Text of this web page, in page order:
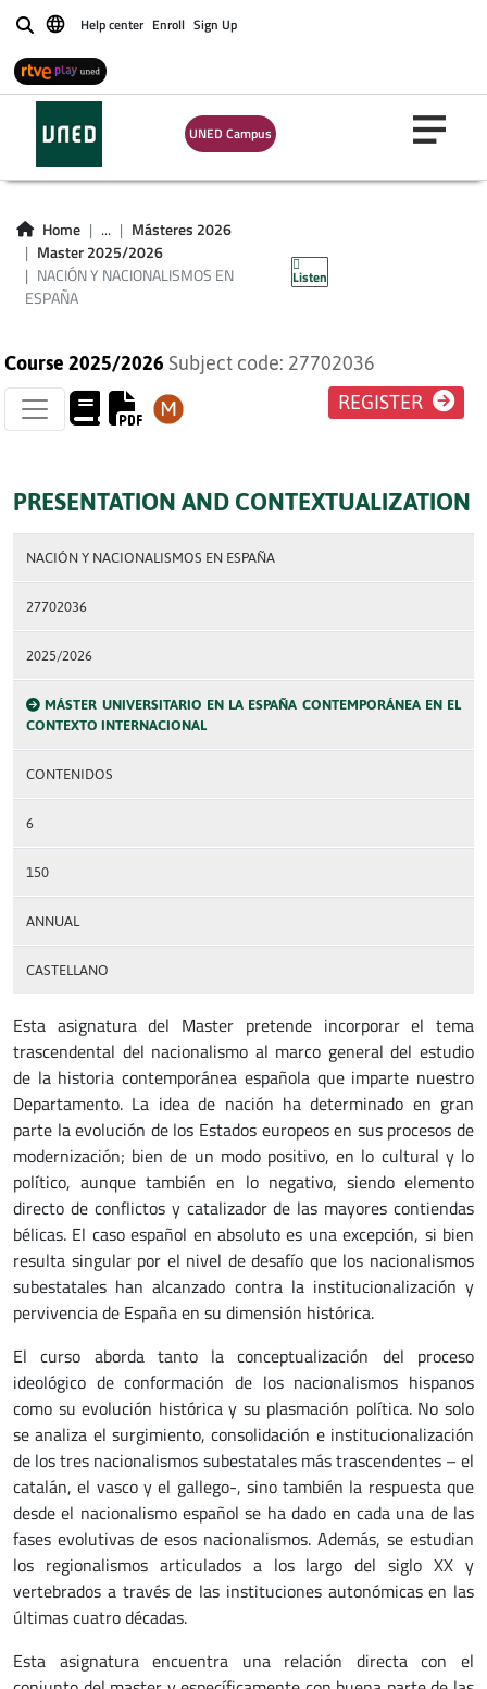
BuscarHelp center Enroll Sign Up
UNED Campus
Home ...
Másteres 2026
Master 2025/2026
NACIÓN Y NACIONALISMOS EN
ESPAÑA
Listen
NACIÓN Y
NACIONALISMOS EN
ESPAÑA
Course 2025/2026 Subject code: 27702036
REGISTER
PRESENTATION AND CONTEXTUALIZATION
NACIÓN Y NACIONALISMOS EN ESPAÑA
27702036
2025/2026
MÁSTER UNIVERSITARIO EN LA ESPAÑA CONTEMPORÁNEA EN EL
CONTEXTO INTERNACIONAL
CONTENIDOS
6
150
ANNUAL
CASTELLANO
Esta asignatura del Master pretende incorporar el tema
trascendental del nacionalismo al marco general del estudio
de la historia contemporánea española que imparte nuestro
Departamento. La idea de nación ha determinado en gran
parte la evolución de los Estados europeos en sus procesos de
modernización; bien de un modo positivo, en lo cultural y lo
político, aunque también en lo negativo, siendo elemento
directo de conflictos y catalizador de las mayores contiendas
bélicas. El caso español en absoluto es una excepción, si bien
resulta singular por el nivel de desafío que los nacionalismos
subestatales han alcanzado contra la institucionalización y
pervivencia de España en su dimensión histórica.
El curso aborda tanto la conceptualización del proceso
ideológico de conformación de los nacionalismos hispanos
como su evolución histórica y su plasmación política. No solo
se analiza el surgimiento, consolidación e institucionalización
de los tres nacionalismos subestatales más trascendentes – el
catalán, el vasco y el gallego-, sino también la respuesta que
desde el nacionalismo español se ha dado en cada una de las
fases evolutivas de esos nacionalismos. Además, se estudian
los regionalismos articulados a los largo del siglo XX y
vertebrados a través de las instituciones autonómicas en las
últimas cuatro décadas.
Esta asignatura encuentra una relación directa con el